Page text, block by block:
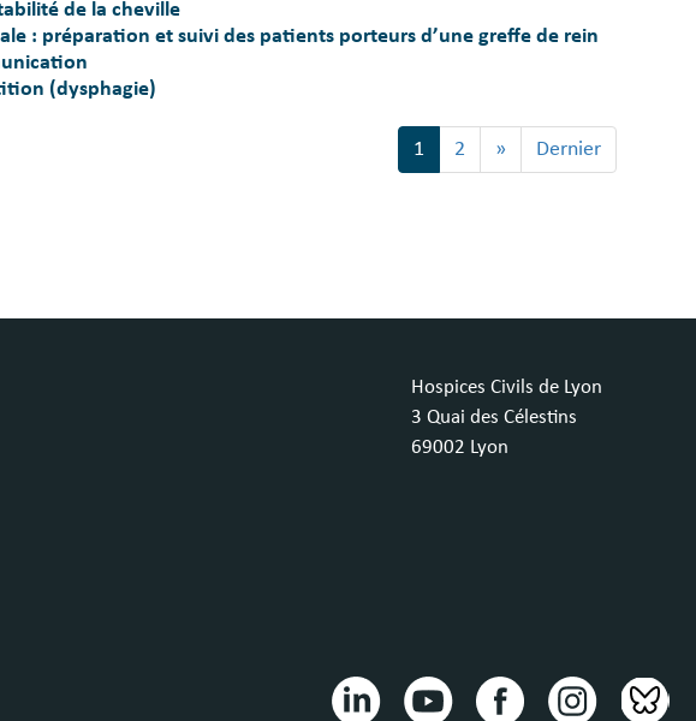
de la cheville
: préparation et suivi des patients porteurs d’une greffe de rein
(dysphagie)
Page
courante
1 Page
2
Page
suivante
»
Dernière
page
Dernier
Hospices Civils de Lyon
3 Quai des Célestins
69002 Lyon